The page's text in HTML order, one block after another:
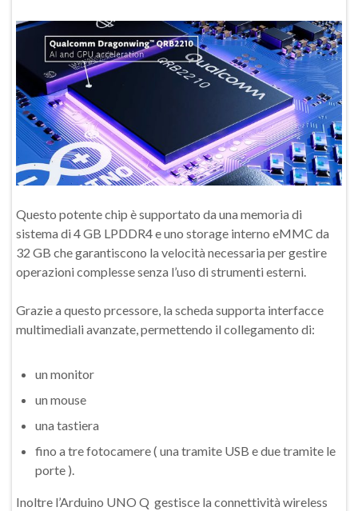
Questo potente chip è supportato da una memoria di
sistema di 4 GB LPDDR4 e uno storage interno eMMC da
32 GB che garantiscono la velocità necessaria per gestire
operazioni complesse senza l’uso di strumenti esterni.
Grazie a questo prcessore, la scheda supporta interfacce
multimediali avanzate, permettendo il collegamento di:
un monitor
un mouse
una tastiera
fino a tre fotocamere ( una tramite USB e due tramite le
porte ).
Inoltre l’Arduino UNO Q gestisce la connettività wireless